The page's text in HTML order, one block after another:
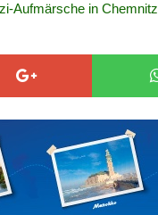
Aufmärsche in Chemnitz